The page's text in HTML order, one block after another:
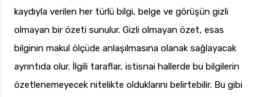
kaydıyla verilen her türlü bilgi, belge ve görüşün gizli
olmayan bir özeti sunulur. Gizli olmayan özet, esas
bilginin makul ölçüde anlaşılmasına olanak sağlayacak
ayrıntıda olur. İlgili taraflar, istisnai hallerde bu bilgilerin
özetlenemeyecek nitelikte olduklarını belirtebilir. Bu gibi